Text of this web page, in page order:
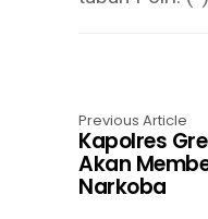
Previous Article
Kapolres
Akan
Narkoba